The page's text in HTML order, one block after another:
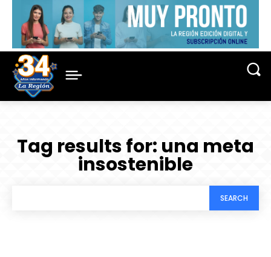
Tag results for: una meta
insostenible
SEARCH